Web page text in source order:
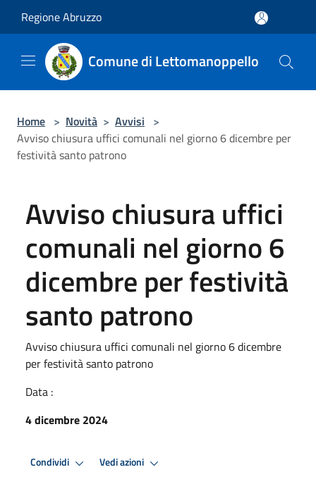
Regione Abruzzo
Comune di Lettomanoppello
Home > Novità > Avvisi >
Avviso chiusura uffici comunali nel giorno 6 dicembre per
festività santo patrono
Avviso chiusura uffici
comunali nel giorno 6
dicembre per festività
santo patrono
Avviso chiusura uffici comunali nel giorno 6 dicembre
per festività santo patrono
Data :
4 dicembre 2024
Condividi Vedi azioni